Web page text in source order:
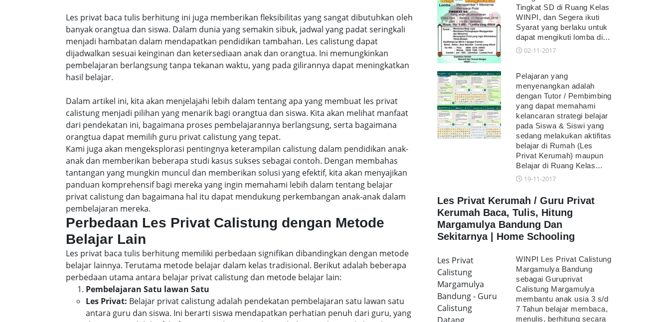
Les privat baca tulis berhitung ini juga memberikan fleksibilitas yang sangat dibutuhkan oleh
banyak orangtua dan siswa. Dalam dunia yang semakin sibuk, jadwal yang padat seringkali
menjadi hambatan dalam mendapatkan pendidikan tambahan. Les calistung dapat
dijadwalkan sesuai keinginan dan ketersediaan anak dan orangtua. Ini memungkinkan
pembelajaran berlangsung tanpa tekanan waktu, yang pada gilirannya dapat meningkatkan
hasil belajar.
Dalam artikel ini, kita akan menjelajahi lebih dalam tentang apa yang membuat les privat
calistung menjadi pilihan yang menarik bagi orangtua dan siswa. Kita akan melihat manfaat
dari pendekatan ini, bagaimana proses pembelajarannya berlangsung, serta bagaimana
orangtua dapat memilih guru privat calistung yang tepat.
Kami juga akan mengeksplorasi pentingnya keterampilan calistung dalam pendidikan anak-
anak dan memberikan beberapa studi kasus sukses sebagai contoh. Dengan membahas
tantangan yang mungkin muncul dan memberikan solusi yang efektif, kita akan menyajikan
panduan komprehensif bagi mereka yang ingin memahami lebih dalam tentang belajar
privat calistung dan bagaimana hal itu dapat mendukung perkembangan anak-anak dalam
pembelajaran mereka.
Perbedaan Les Privat Calistung dengan Metode
Belajar Lain
Les privat baca tulis berhitung memiliki perbedaan signifikan dibandingkan dengan metode
belajar lainnya. Terutama metode belajar dalam kelas tradisional. Berikut adalah beberapa
perbedaan utama antara belajar privat calistung dan metode belajar lain:
Pembelajaran Satu lawan Satu
Les Privat: Belajar privat calistung adalah pendekatan pembelajaran satu lawan satu
antara guru dan siswa. Ini berarti siswa mendapatkan perhatian penuh dari guru, yang
Tingkat SD di Ruang Kelas
WINPI, dan Segera ikuti
Syarat yang berlaku untuk
dapat mengikuti lomba di…
02-11-2017
Pelajaran yang
menyenangkan adalah
dengan Tutor / Pembimbing
yang dapat memahami
kelancaran strategi belajar
pada Siswa & Siswi yang
sedang melakukan aktifitas
belajar di Rumah (Les
Privat Kerumah) maupun
Belajar di Ruang Kelas…
19-11-2017
Les Privat Kerumah / Guru Privat
Kerumah Baca, Tulis, Hitung
Margamulya Bandung Dan
Sekitarnya | Home Schooling
Les Privat
Calistung
Margamulya
Bandung - Guru
Calistung
WINPI Les Privat Calistung
Margamulya Bandung
sebagai Guruprivat
Calistung Margamulya
membantu anak usia 3 s/d
7 Tahun belajar membaca,
menulis, berhitung secara